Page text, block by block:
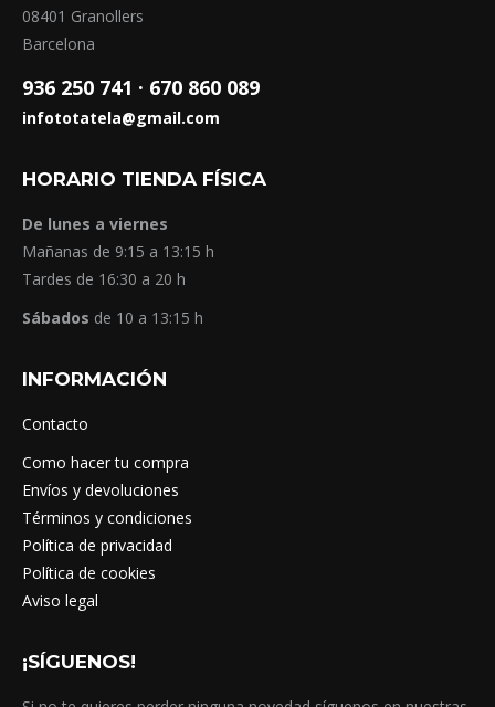
08401 Granollers
Barcelona
936 250 741 · 670 860 089
infototatela@gmail.com
HORARIO TIENDA FÍSICA
De lunes a viernes
Mañanas de 9:15 a 13:15 h
Tardes de 16:30 a 20 h
Sábados de 10 a 13:15 h
INFORMACIÓN
Contacto
Como hacer tu compra
Envíos y devoluciones
Términos y condiciones
Política de privacidad
Política de cookies
Aviso legal
¡SÍGUENOS!